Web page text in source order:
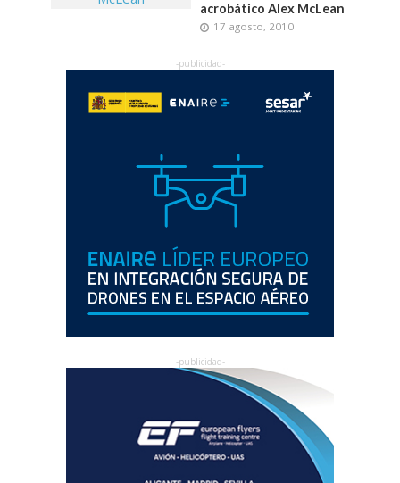
acrobático Alex McLean
17 agosto, 2010